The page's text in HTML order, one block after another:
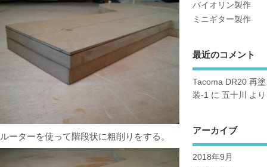
ルーターを使って階段状に粗削りをする。
バイオリン製作
ミニギター製作
最近のコメント
Tacoma DR20 再塗
装-1 に 五十川 より
アーカイブ
2018年9月